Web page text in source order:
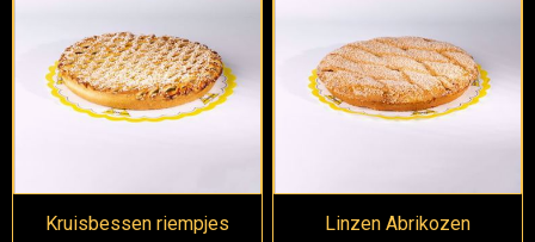
Kruisbessen riempjes Linzen Abrikozen